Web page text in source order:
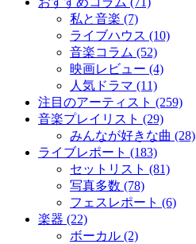
私と音楽 (7)
ライブハウス (10)
音楽コラム (52)
映画レビュー (4)
人気ドラマ (11)
注目のアーティスト (259)
音楽プレイリスト (29)
みんなが好きな曲 (28)
ライブレポート (183)
セットリスト (81)
写真多数 (78)
フェスレポート (6)
楽器 (22)
ボーカル (2)